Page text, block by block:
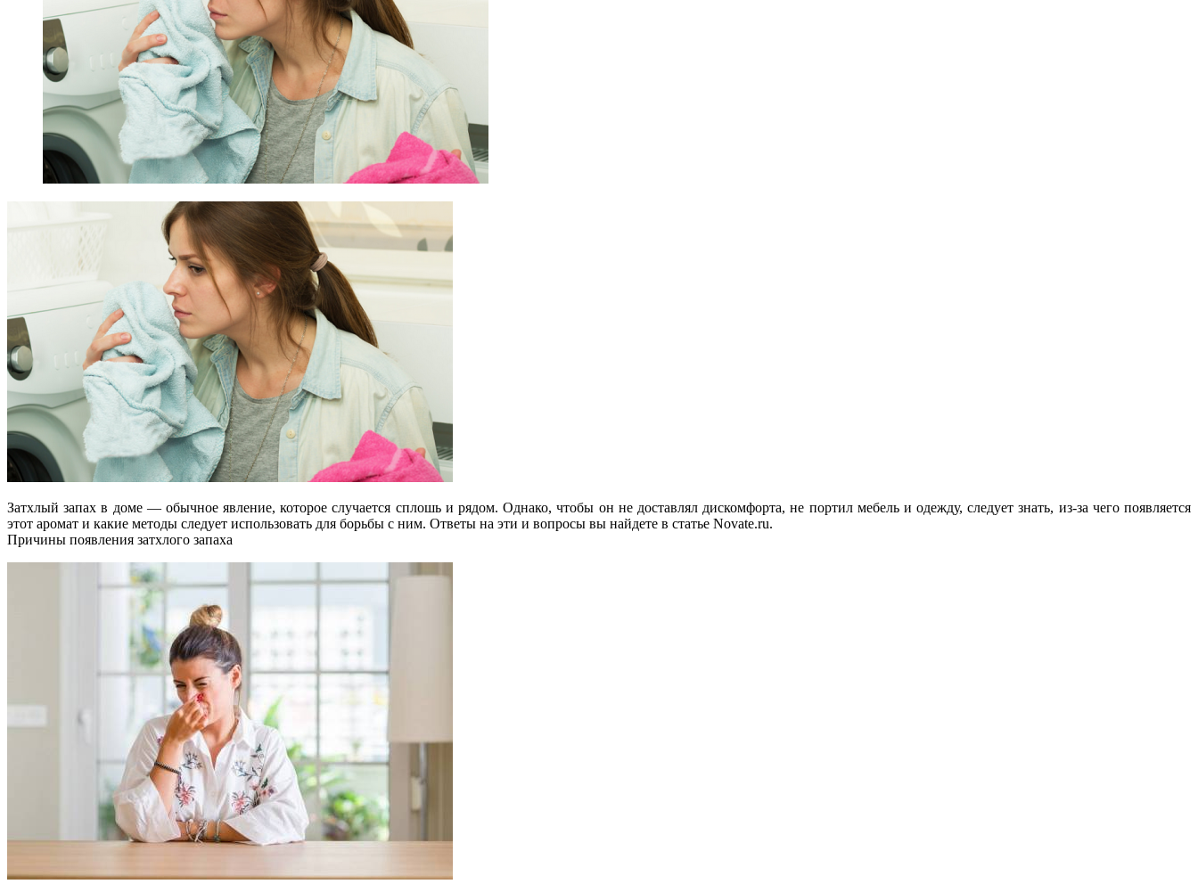
Затхлый запах в доме — обычное явление, которое случается сплошь и рядом. Однако, чтобы он не доставлял дискомфорта, не портил мебель и одежду, следует знать, из-за чего появляется
этот аромат и какие методы следует использовать для борьбы с ним. Ответы на эти и вопросы вы найдете в статье Novate.ru.
Причины появления затхлого запаха